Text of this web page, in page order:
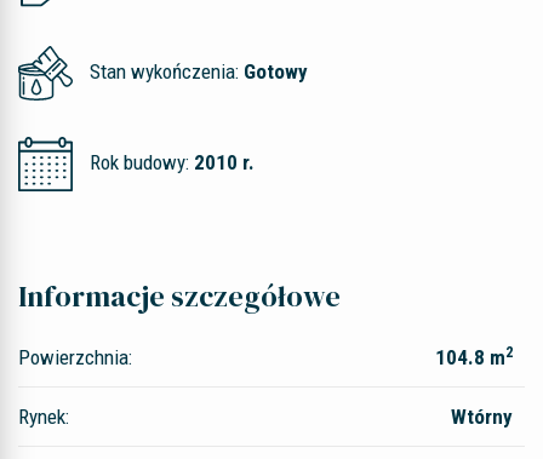
Stan wykończenia: Gotowy
Rok budowy: 2010 r.
Informacje szczegółowe
Powierzchnia: 104.8 m2
Rynek: Wtórny